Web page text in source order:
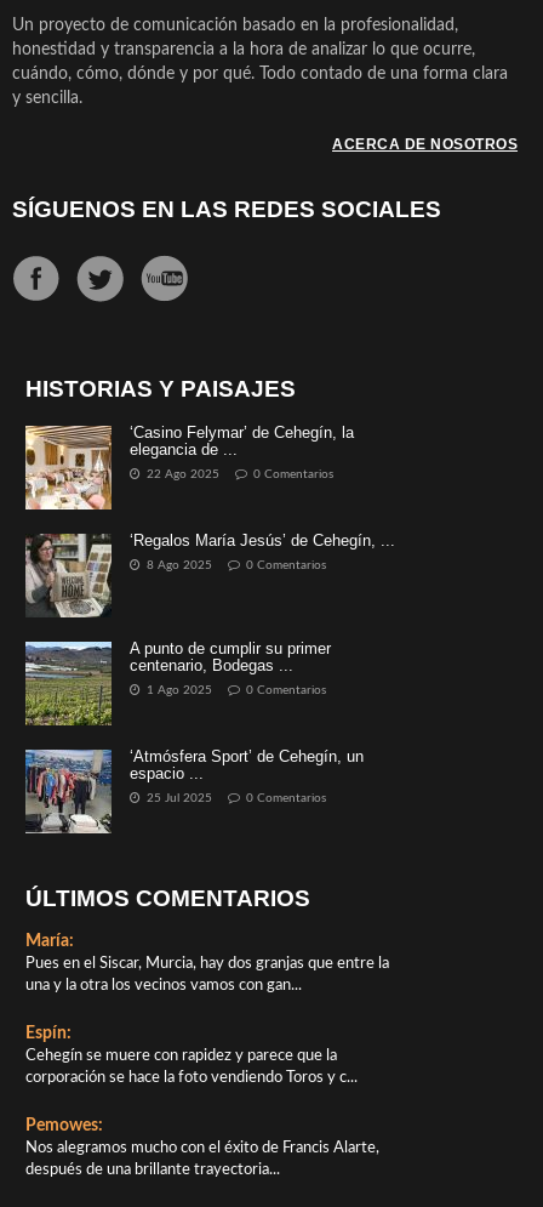
Un proyecto de comunicación basado en la profesionalidad,
honestidad y transparencia a la hora de analizar lo que ocurre,
cuándo, cómo, dónde y por qué. Todo contado de una forma clara
y sencilla.
ACERCA DE NOSOTROS
SÍGUENOS EN LAS REDES SOCIALES
HISTORIAS Y PAISAJES
‘Casino Felymar’ de Cehegín, la
elegancia de ...
22 Ago 2025 0 Comentarios
‘Regalos María Jesús’ de Cehegín, ...
8 Ago 2025 0 Comentarios
A punto de cumplir su primer
centenario, Bodegas ...
1 Ago 2025 0 Comentarios
‘Atmósfera Sport’ de Cehegín, un
espacio ...
25 Jul 2025 0 Comentarios
ÚLTIMOS COMENTARIOS
María:
Pues en el Siscar, Murcia, hay dos granjas que entre la
una y la otra los vecinos vamos con gan...
Espín:
Cehegín se muere con rapidez y parece que la
corporación se hace la foto vendiendo Toros y c...
Pemowes:
Nos alegramos mucho con el éxito de Francis Alarte,
después de una brillante trayectoria...